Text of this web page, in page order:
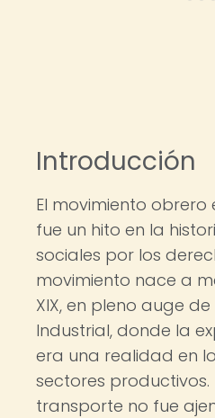
Introducción
El movimiento
fue un hito en la
sociales por los
movimiento nace a
XIX, en pleno auge
Industrial, donde la
era una realidad en
sectores productivos.
transporte no fue